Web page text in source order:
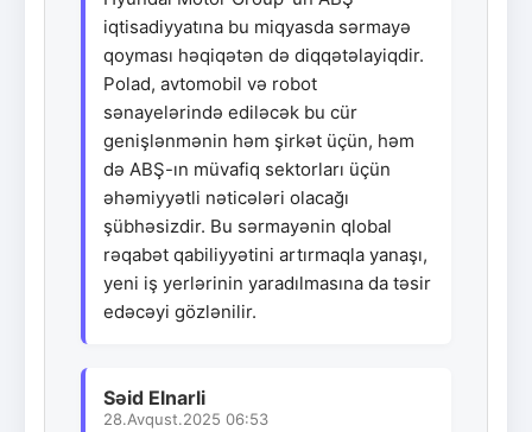
iqtisadiyyatına bu miqyasda sərmayə
qoyması həqiqətən də diqqətəlayiqdir.
Polad, avtomobil və robot
sənayelərində ediləcək bu cür
genişlənmənin həm şirkət üçün, həm
də ABŞ-ın müvafiq sektorları üçün
əhəmiyyətli nəticələri olacağı
şübhəsizdir. Bu sərmayənin qlobal
rəqabət qabiliyyətini artırmaqla yanaşı,
yeni iş yerlərinin yaradılmasına da təsir
edəcəyi gözlənilir.
Səid Elnarli
28.Avqust.2025 06:53